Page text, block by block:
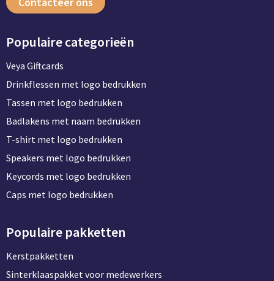
Populaire categorieën
Veya Giftcards
Drinkflessen met logo bedrukken
Tassen met logo bedrukken
Badlakens met naam bedrukken
T-shirt met logo bedrukken
Speakers met logo bedrukken
Keycords met logo bedrukken
Caps met logo bedrukken
Populaire pakketten
Kerstpakketten
Sinterklaaspakket voor medewerkers